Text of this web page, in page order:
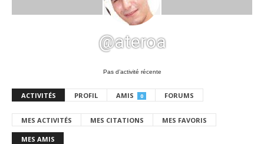
@ateroa
Pas d’activité récente
ACTIVITÉS PROFIL AMIS 0 FORUMS
MES ACTIVITÉS MES CITATIONS MES FAVORIS
MES AMIS